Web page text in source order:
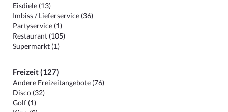
Eisdiele (13)
Imbiss / Lieferservice (36)
Partyservice (1)
Restaurant (105)
Supermarkt (1)
Freizeit (127)
Andere Freizeitangebote (76)
Disco (32)
Golf (1)